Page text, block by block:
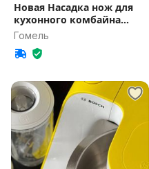
Новая Насадка нож для
кухонного комбайна
Bosch
Гомель